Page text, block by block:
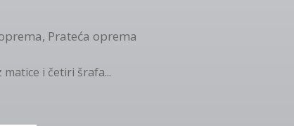
, Prateća oprema
i četiri šrafa...